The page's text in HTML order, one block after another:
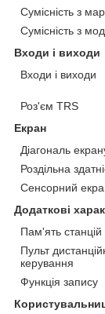
Сумісність з
Сумісність з
Входи і виходи
Входи і виходи
Роз'єм TRS
Екран
Діагональ
Роздільна
Сенсорний
Додаткові
Пам'ять станцій
Пульт
керування
Функція запису